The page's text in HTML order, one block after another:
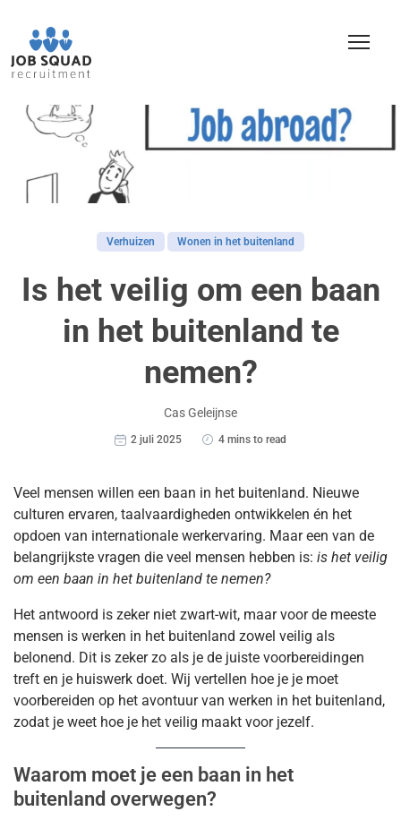
Verhuizen Wonen in het buitenland
Is het veilig om een baan
in het buitenland te
nemen?
Cas Geleijnse
2 juli 2025 4 mins to read
Veel mensen willen een baan in het buitenland. Nieuwe
culturen ervaren, taalvaardigheden ontwikkelen én het
opdoen van internationale werkervaring. Maar een van de
belangrijkste vragen die veel mensen hebben is: is het veilig
om een baan in het buitenland te nemen?
Het antwoord is zeker niet zwart-wit, maar voor de meeste
mensen is werken in het buitenland zowel veilig als
belonend. Dit is zeker zo als je de juiste voorbereidingen
treft en je huiswerk doet. Wij vertellen hoe je je moet
voorbereiden op het avontuur van werken in het buitenland,
zodat je weet hoe je het veilig maakt voor jezelf.
Waarom moet je een baan in het
buitenland overwegen?